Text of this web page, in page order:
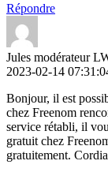
Répondre
Jules modérateur
2023-02-14
Bonjour, il est
chez Freenom
service rétabli, il
gratuit chez
gratuitement.